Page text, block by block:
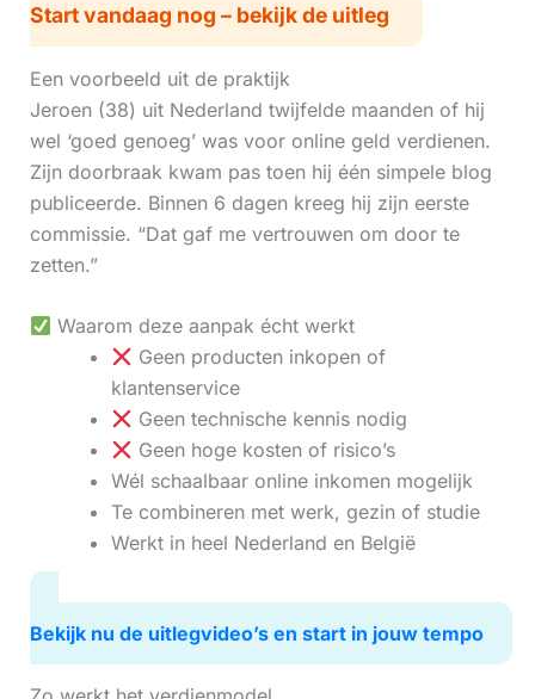
Start vandaag nog – bekijk de uitleg
Een voorbeeld uit de praktijk
Jeroen (38) uit Nederland twijfelde maanden of hij
wel ‘goed genoeg’ was voor online geld verdienen.
Zijn doorbraak kwam pas toen hij één simpele blog
publiceerde. Binnen 6 dagen kreeg hij zijn eerste
commissie. “Dat gaf me vertrouwen om door te
zetten.”
Waarom deze aanpak écht werkt
Geen producten inkopen of
klantenservice
Geen technische kennis nodig
Geen hoge kosten of risico’s
Wél schaalbaar online inkomen mogelijk
Te combineren met werk, gezin of studie
Werkt in heel Nederland en België
Bekijk nu de uitlegvideo’s en start in jouw tempo